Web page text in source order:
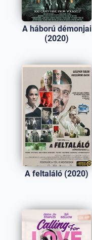
A háború démonjai
(2020)
A feltaláló (2020)